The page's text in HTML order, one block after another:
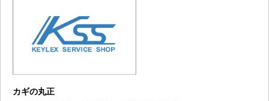
カギの丸正